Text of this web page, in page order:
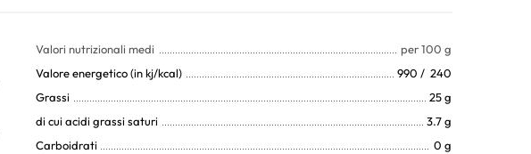
Valori nutrizionali medi
per 100 g
Valore energetico (in kj/kcal)
990 / 240
Grassi
25 g
di cui acidi grassi saturi
3.7 g
Carboidrati
0 g